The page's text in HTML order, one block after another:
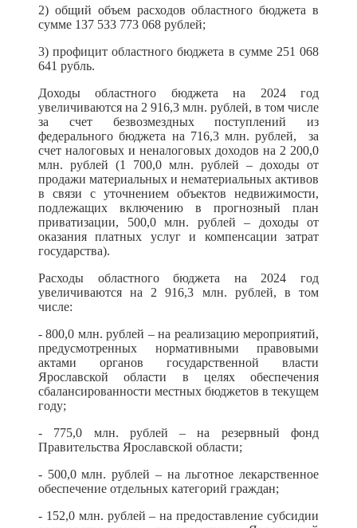
2) общий объем расходов областного бюджета в
сумме 137 533 773 068 рублей;
3) профицит областного бюджета в сумме 251 068
641 рубль.
Доходы областного бюджета на 2024 год
увеличиваются на 2 916,3 млн. рублей, в том числе
за счет безвозмездных поступлений из
федерального бюджета на 716,3 млн. рублей, за
счет налоговых и неналоговых доходов на 2 200,0
млн. рублей (1 700,0 млн. рублей – доходы от
продажи материальных и нематериальных активов
в связи с уточнением объектов недвижимости,
подлежащих включению в прогнозный план
приватизации,
500,0 млн. рублей – доходы от
оказания платных услуг и компенсации затрат
государства).
Расходы областного бюджета на 2024 год
увеличиваются на 2 916,3 млн. рублей, в том
числе:
- 800,0 млн. рублей – на реализацию мероприятий,
предусмотренных нормативными правовыми
актами органов государственной власти
Ярославской области в целях обеспечения
сбалансированности местных бюджетов в текущем
году;
- 775,0 млн. рублей – на резервный фонд
Правительства Ярославской области;
- 500,0 млн. рублей – на льготное лекарственное
обеспечение отдельных категорий граждан;
- 152,0 млн. рублей – на предоставление субсидии